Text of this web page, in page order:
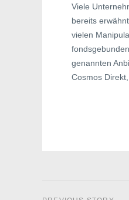
Viele
bereits
vielen
genannten
Cosmos